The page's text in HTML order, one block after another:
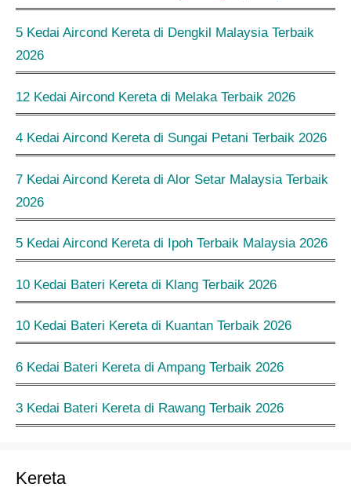
5 Kedai Aircond Kereta di Dengkil Malaysia Terbaik
2026
12 Kedai Aircond Kereta di Melaka Terbaik 2026
4 Kedai Aircond Kereta di Sungai Petani Terbaik 2026
7 Kedai Aircond Kereta di Alor Setar Malaysia Terbaik
2026
5 Kedai Aircond Kereta di Ipoh Terbaik Malaysia 2026
10 Kedai Bateri Kereta di Klang Terbaik 2026
10 Kedai Bateri Kereta di Kuantan Terbaik 2026
6 Kedai Bateri Kereta di Ampang Terbaik 2026
3 Kedai Bateri Kereta di Rawang Terbaik 2026
Kereta